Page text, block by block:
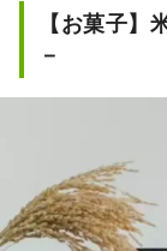
【お菓子】
－